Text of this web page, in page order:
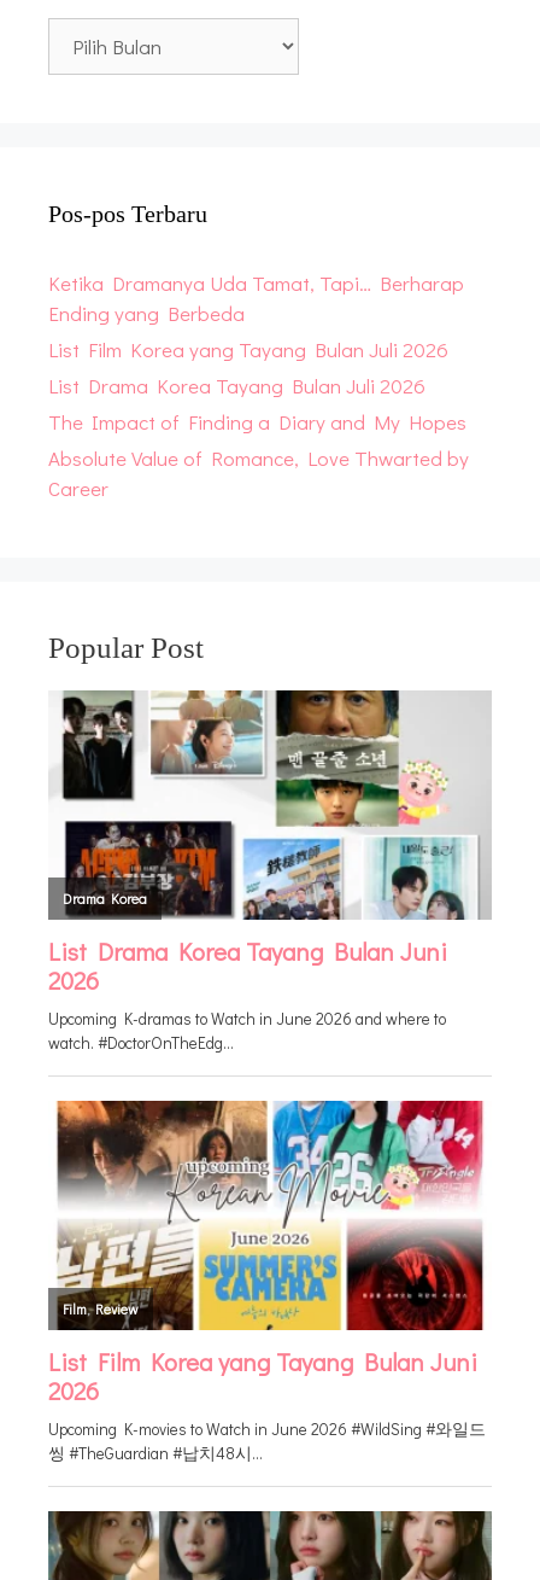
Archive
Pos-pos Terbaru
Ketika Dramanya Uda Tamat, Tapi… Berharap
Ending yang Berbeda
List Film Korea yang Tayang Bulan Juli 2026
List Drama Korea Tayang Bulan Juli 2026
The Impact of Finding a Diary and My Hopes
Absolute Value of Romance, Love Thwarted by
Career
Popular Post